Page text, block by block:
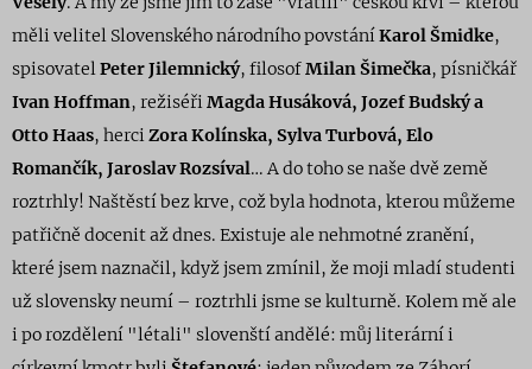
měli velitel Slovenského národního povstáníKarol Šmidke,
spisovatelPeter Jilemnický, filosofMilan Šimečka, písničkář
Ivan Hoffman, režiséřiMagda Husáková, Jozef Budský a
Otto Haas, herciZora Kolínska, Sylva Turbová, Elo
Romančík, Jaroslav Rozsíval… A do toho se naše dvě země
roztrhly! Naštěstíbez krve, což byla hodnota, kterou můžeme
patřičně docenit až dnes. Existuje ale nehmotné zranění,
které jsem naznačil, když jsem zmínil, že moji mladí studenti
už slovensky neumí – roztrhli jsme se kulturně. Kolem mě ale
i po rozdělení "létali" slovenští andělé: můj literární i